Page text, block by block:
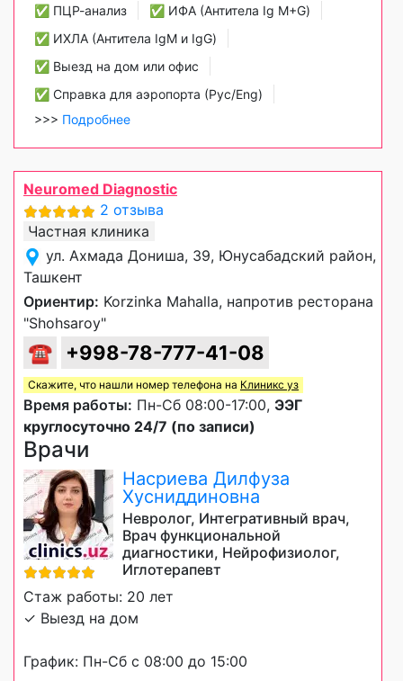
✅ ПЦР-анализ
✅ ИФА (Антитела Ig М+G)
✅ ИХЛА (Антитела IgM и IgG)
✅ Выезд на дом или офис
✅ Справка для аэропорта (Рус/Eng)
>>> Подробнее
Neuromed Diagnostic
2 отзыва
Частная клиника
ул. Ахмада Дониша, 39, Юнусабадский район,
Ташкент
Ориентир: Korzinka Mahalla, напротив ресторана
"Shohsaroy"
☎ +998-78-777-41-08
Скажите, что нашли номер телефона на Клиникс уз
Время работы: Пн-Сб 08:00-17:00, ЭЭГ
круглосуточно 24/7 (по записи)
Врачи
Насриева Дилфуза
Хусниддиновна
Невролог, Интегративный врач,
Врач функциональной
диагностики, Нейрофизиолог,
Иглотерапевт
Стаж работы: 20 лет
✓ Выезд на дом
График: Пн-Сб с 08:00 до 15:00